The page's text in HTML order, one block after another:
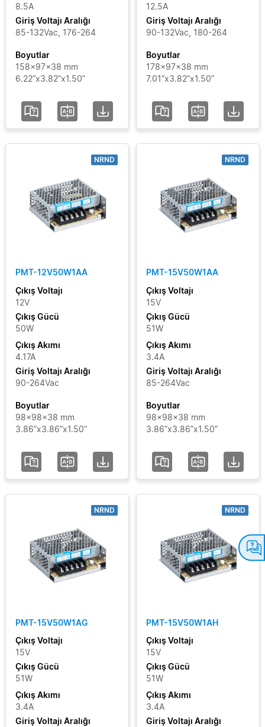
Voltajı
Aralığı
Sertifikalar
Segment
Durumu
Ekle / Filtreleri
Kaldır
Filtreleri Temizle
8.5A
Giriş Voltajı Aralığı
85-132Vac, 176-264
Boyutlar
158x97x38 mm
6.22”x3.82”x1.50”
12.5A
Giriş Voltajı Aralığı
90-132Vac, 180-264
Boyutlar
178x97x38 mm
7.01”x3.82”x1.50”
NRND
PMT-12V50W1AA
Çıkış Voltajı
12V
Çıkış Gücü
50W
Çıkış Akımı
4.17A
Giriş Voltajı Aralığı
90-264Vac
Boyutlar
98x98x38 mm
3.86”x3.86”x1.50”
NRND
PMT-15V50W1AA
Çıkış Voltajı
15V
Çıkış Gücü
51W
Çıkış Akımı
3.4A
Giriş Voltajı Aralığı
85-264Vac
Boyutlar
98x98x38 mm
3.86”x3.86”x1.50”
NRND
PMT-15V50W1AG
Çıkış Voltajı
15V
Çıkış Gücü
51W
Çıkış Akımı
3.4A
Giriş Voltajı Aralığı
NRND
PMT-15V50W1AH
Çıkış Voltajı
15V
Çıkış Gücü
51W
Çıkış Akımı
3.4A
Giriş Voltajı Aralığı